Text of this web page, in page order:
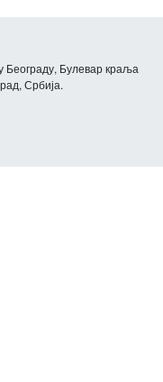
Београду, Булевар краља
Србија.